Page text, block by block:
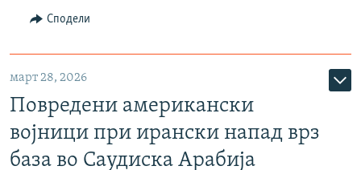
Сподели
март 28, 2026
Повредени американски
војници при ирански напад врз
база во Саудиска Арабија